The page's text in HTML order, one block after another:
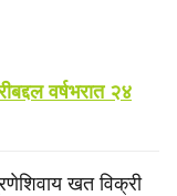
वर्षभरात २४
खत विक्री